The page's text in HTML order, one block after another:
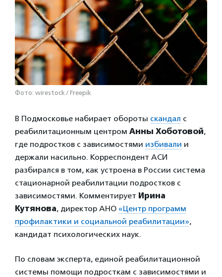
Фото: wirestock / Freepik
В Подмосковье набирает обороты скандал с
реабилитационным центром Анны Хоботовой,
где подростков с зависимостями избивали и
держали насильно. Корреспондент АСИ
разбирался в том, как устроена в России система
стационарной реабилитации подростков с
зависимостями. Комментирует Ирина
Кутянова, директор АНО «Центр программ
профилактики и социальной реабилитации»,
кандидат психологических наук.
По словам эксперта, единой реабилитационной
системы помощи подросткам с зависимостями и